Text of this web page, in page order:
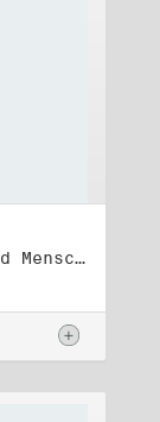
Titel: Initiative Frieden und Menschenrechte, Veröffentlichungen